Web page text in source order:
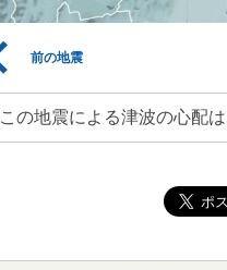
前の地震
この地震による津波の心配は